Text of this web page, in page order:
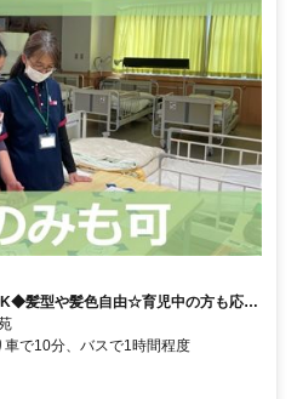
髪型や髪色自由☆育児中の方も応募
制度もあり☆ブランクのある方、復
駅、特養、看護師、日勤パート】※採
で10分、バスで1時間程度